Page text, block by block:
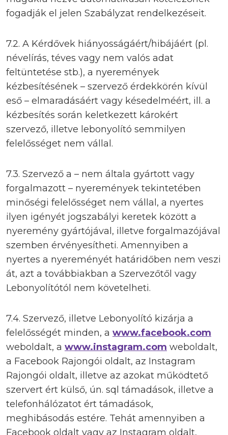
fogadják el jelen Szabályzat rendelkezéseit.
7.2. A Kérdővek hiányosságáért/hibájáért (pl.
névelírás, téves vagy nem valós adat
feltüntetése stb.), a nyeremények
kézbesítésének – szervező érdekkörén kívül
eső – elmaradásáért vagy késedelméért, ill. a
kézbesítés során keletkezett károkért
szervező, illetve lebonyolító semmilyen
felelősséget nem vállal.
7.3. Szervező a – nem általa gyártott vagy
forgalmazott – nyeremények tekintetében
minőségi felelősséget nem vállal, a nyertes
ilyen igényét jogszabályi keretek között a
nyeremény gyártójával, illetve forgalmazójával
szemben érvényesítheti. Amennyiben a
nyertes a nyereményét határidőben nem veszi
át, azt a továbbiakban a Szervezőtől vagy
Lebonyolítótól nem követelheti.
7.4. Szervező, illetve Lebonyolító kizárja a
felelősségét minden, a www.facebook.com
weboldalt, a www.instagram.com weboldalt,
a Facebook Rajongói oldalt, az Instagram
Rajongói oldalt, illetve az azokat működtető
szervert ért külső, ún. sql támadások, illetve a
telefonhálózatot ért támadások,
meghibásodás estére. Tehát amennyiben a
Facebook oldalt vagy az Instagram oldalt,